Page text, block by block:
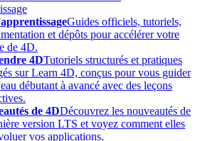
Guides officiels, tutoriels,
et dépôts pour accélérer votre
de 4D.
4DTutoriels structurés et pratiques
sur Learn 4D, conçus pour vous guider
débutant à avancé avec des leçons
de 4DDécouvrez les nouveautés de
version LTS et voyez comment elles
vos applications.